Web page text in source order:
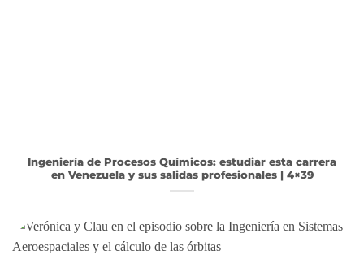
Ingeniería de Procesos Químicos: estudiar esta carrera
en Venezuela y sus salidas profesionales | 4×39